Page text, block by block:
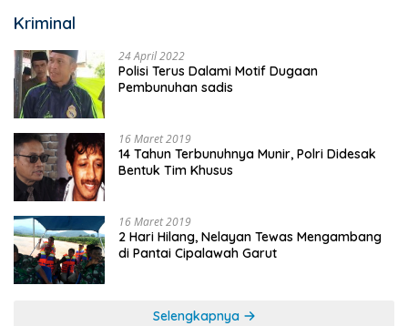
Kriminal
24 April 2022
Polisi Terus Dalami Motif Dugaan
Pembunuhan sadis
16 Maret 2019
14 Tahun Terbunuhnya Munir, Polri Didesak
Bentuk Tim Khusus
16 Maret 2019
2 Hari Hilang, Nelayan Tewas Mengambang
di Pantai Cipalawah Garut
Selengkapnya